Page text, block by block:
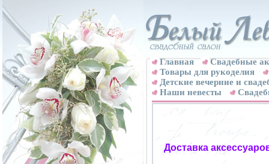
Главная
Свадебные
Товары для рукоделия
Детские вечерние и
Наши невесты
Доставка